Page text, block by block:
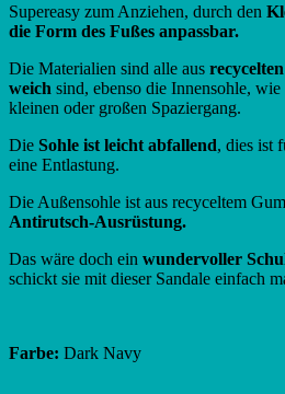
Supereasy zum Anziehen, durch den
die Form des Fußes anpassbar.
Die Materialien sind alle aus
weich sind, ebenso die Innensohle,
kleinen oder großen Spaziergang.
Die Sohle ist leicht abfallend, dies ist
eine Entlastung.
Die Außensohle ist aus recyceltem
Antirutsch-Ausrüstung.
Das wäre doch ein wundervoller
schickt sie mit dieser Sandale einfach
Farbe: Dark Navy